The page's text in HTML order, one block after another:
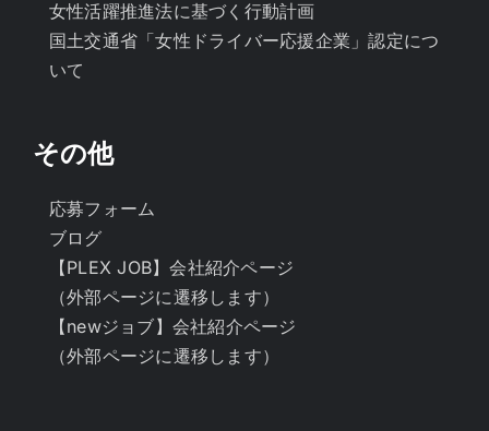
女性活躍推進法に基づく行動計画
国土交通省「女性ドライバー応援企業」認定につ
いて
その他
応募フォーム
ブログ
【PLEX JOB】会社紹介ページ
（外部ページに遷移します）
【newジョブ】会社紹介ページ
（外部ページに遷移します）